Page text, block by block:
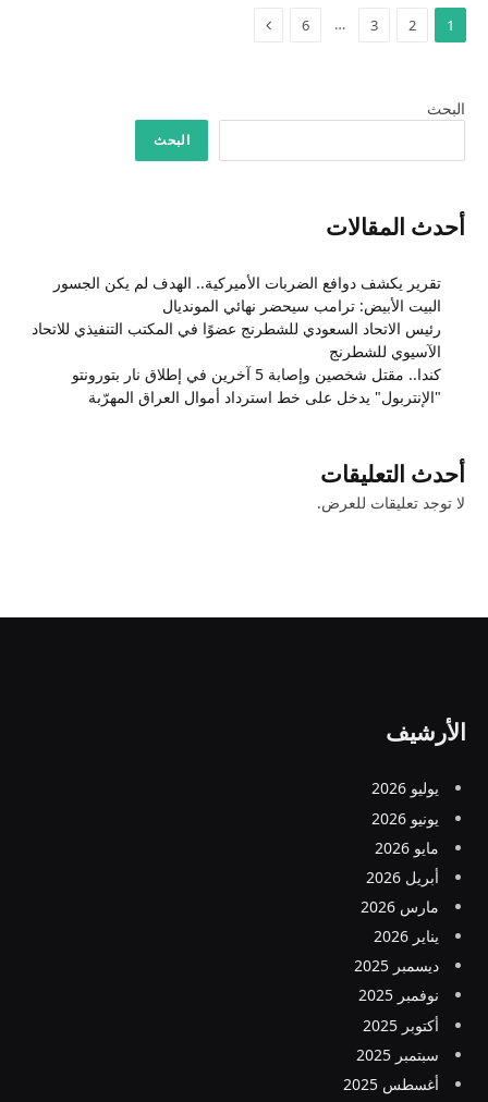
1
2
3
…
6 التالي
البحث
البحث
أحدث المقالات
تقرير يكشف دوافع الضربات الأميركية.. الهدف لم يكن الجسور
البيت الأبيض: ترامب سيحضر نهائي المونديال
رئيس الاتحاد السعودي للشطرنج عضوًا في المكتب التنفيذي للاتحاد
الآسيوي للشطرنج
كندا.. مقتل شخصين وإصابة 5 آخرين في إطلاق نار بتورونتو
"الإنتربول" يدخل على خط استرداد أموال العراق المهرّبة
أحدث التعليقات
لا توجد تعليقات للعرض.
الأرشيف
يوليو 2026
يونيو 2026
مايو 2026
أبريل 2026
مارس 2026
يناير 2026
ديسمبر 2025
نوفمبر 2025
أكتوبر 2025
سبتمبر 2025
أغسطس 2025